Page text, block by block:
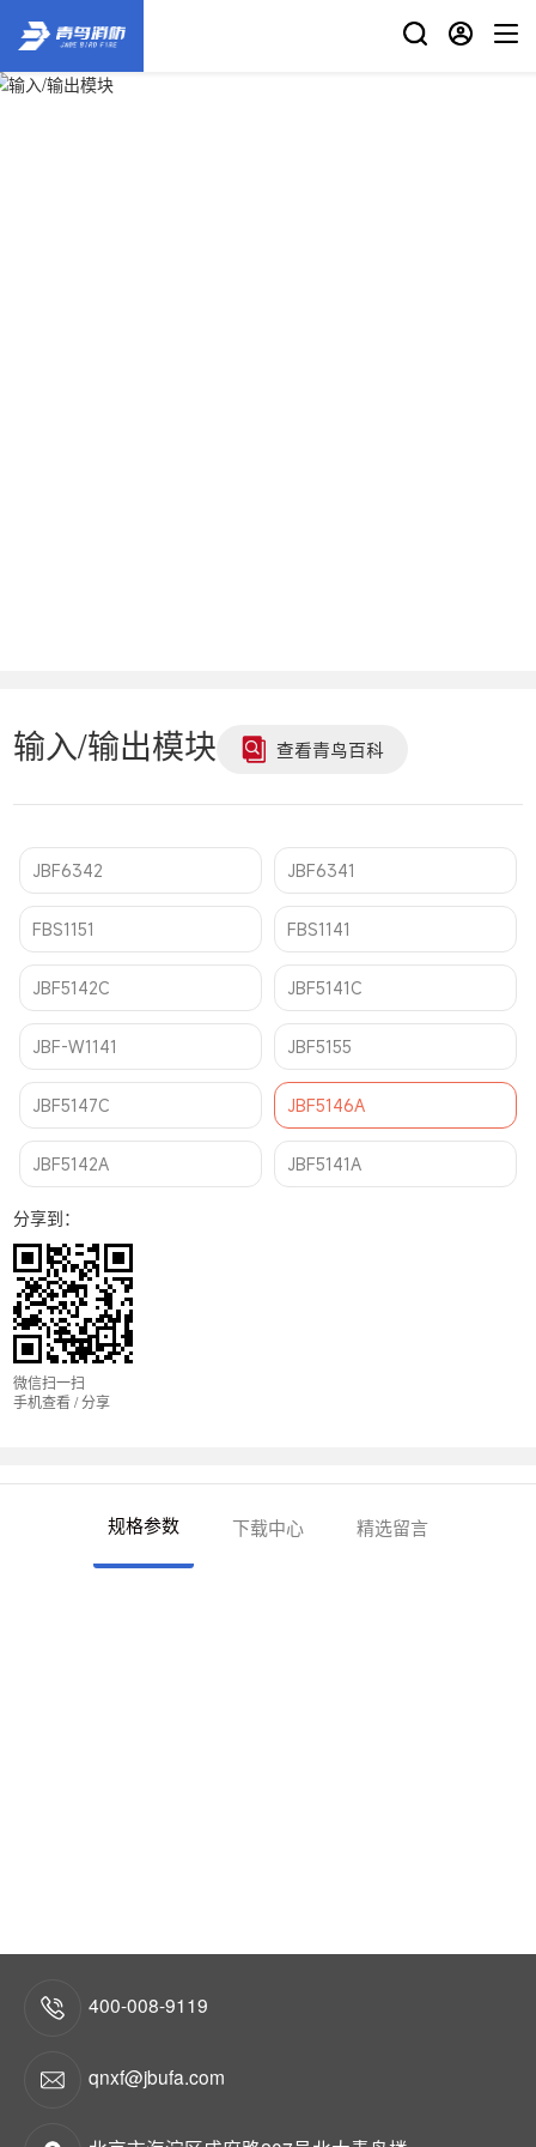
输入/输出模块 查看青鸟百科
JBF6342 JBF6341
FBS1151 FBS1141
JBF5142C JBF5141C
JBF-W1141 JBF5155
JBF5147C JBF5146A
JBF5142A JBF5141A
分享到：
微信扫一扫
手机查看 / 分享
规格参数 下载中心 精选留言
400-008-9119
qnxf@jbufa.com